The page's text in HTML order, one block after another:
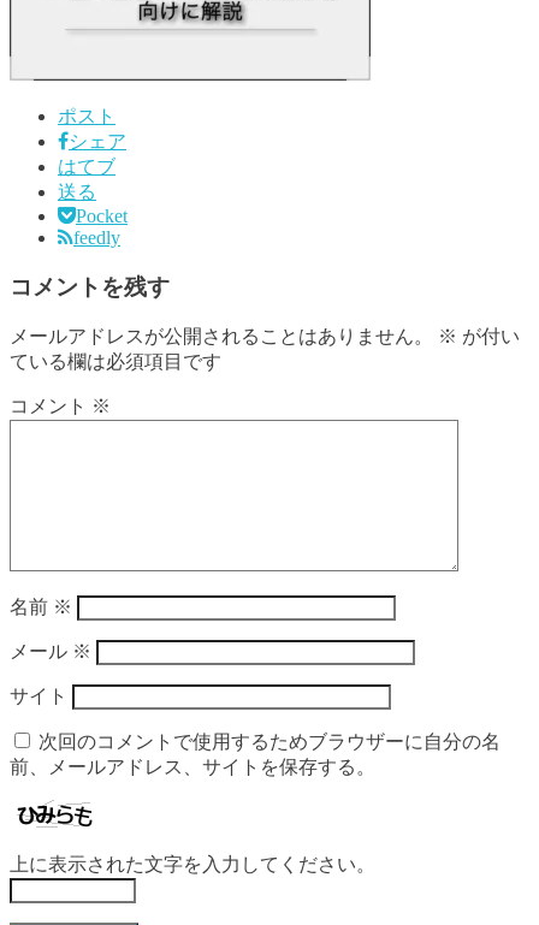
ポスト
シェア
はてブ
送る
Pocket
feedly
コメントを残す
メールアドレスが公開されることはありません。 ※ が付い
ている欄は必須項目です
コメント ※
名前 ※
メール ※
サイト
次回のコメントで使用するためブラウザーに自分の名
前、メールアドレス、サイトを保存する。
上に表示された文字を入力してください。